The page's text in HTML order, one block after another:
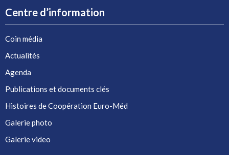
Centre d’information
Coin média
Actualités
Agenda
Publications et documents clés
Histoires de Coopération Euro-Méd
Galerie photo
Galerie video